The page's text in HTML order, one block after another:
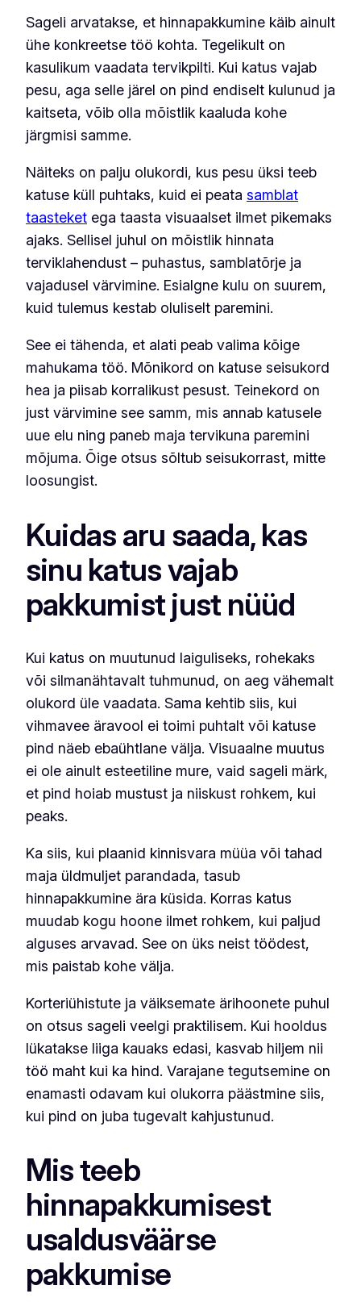
Sageli arvatakse, et hinnapakkumine käib ainult
ühe konkreetse töö kohta. Tegelikult on
kasulikum vaadata tervikpilti. Kui katus vajab
pesu, aga selle järel on pind endiselt kulunud ja
kaitseta, võib olla mõistlik kaaluda kohe
järgmisi samme.
Näiteks on palju olukordi, kus pesu üksi teeb
katuse küll puhtaks, kuid ei peata samblat
taasteket ega taasta visuaalset ilmet pikemaks
ajaks. Sellisel juhul on mõistlik hinnata
terviklahendust – puhastus, samblatõrje ja
vajadusel värvimine. Esialgne kulu on suurem,
kuid tulemus kestab oluliselt paremini.
See ei tähenda, et alati peab valima kõige
mahukama töö. Mõnikord on katuse seisukord
hea ja piisab korralikust pesust. Teinekord on
just värvimine see samm, mis annab katusele
uue elu ning paneb maja tervikuna paremini
mõjuma. Õige otsus sõltub seisukorrast, mitte
loosungist.
Kuidas aru saada, kas
sinu katus vajab
pakkumist just nüüd
Kui katus on muutunud laiguliseks, rohekaks
või silmanähtavalt tuhmunud, on aeg vähemalt
olukord üle vaadata. Sama kehtib siis, kui
vihmavee äravool ei toimi puhtalt või katuse
pind näeb ebaühtlane välja. Visuaalne muutus
ei ole ainult esteetiline mure, vaid sageli märk,
et pind hoiab mustust ja niiskust rohkem, kui
peaks.
Ka siis, kui plaanid kinnisvara müüa või tahad
maja üldmuljet parandada, tasub
hinnapakkumine ära küsida. Korras katus
muudab kogu hoone ilmet rohkem, kui paljud
alguses arvavad. See on üks neist töödest,
mis paistab kohe välja.
Korteriühistute ja väiksemate ärihoonete puhul
on otsus sageli veelgi praktilisem. Kui hooldus
lükatakse liiga kauaks edasi, kasvab hiljem nii
töö maht kui ka hind. Varajane tegutsemine on
enamasti odavam kui olukorra päästmine siis,
kui pind on juba tugevalt kahjustunud.
Mis teeb
hinnapakkumisest
usaldusväärse
pakkumise